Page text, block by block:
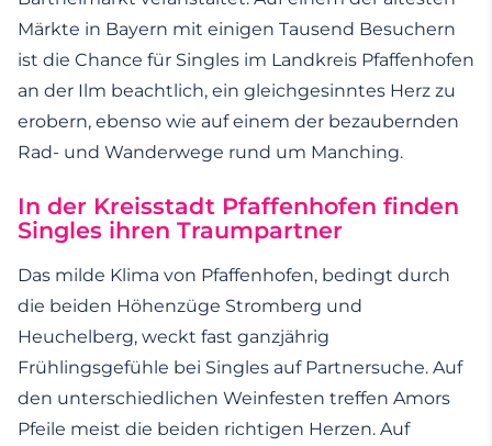
Märkte in Bayern mit einigen Tausend Besuchern
ist die Chance für Singles im Landkreis Pfaffenhofen
an der Ilm beachtlich, ein gleichgesinntes Herz zu
erobern, ebenso wie auf einem der bezaubernden
Rad- und Wanderwege rund um Manching.
In der Kreisstadt Pfaffenhofen finden
Singles ihren Traumpartner
Das milde Klima von Pfaffenhofen, bedingt durch
die beiden Höhenzüge Stromberg und
Heuchelberg, weckt fast ganzjährig
Frühlingsgefühle bei Singles auf Partnersuche. Auf
den unterschiedlichen Weinfesten treffen Amors
Pfeile meist die beiden richtigen Herzen. Auf